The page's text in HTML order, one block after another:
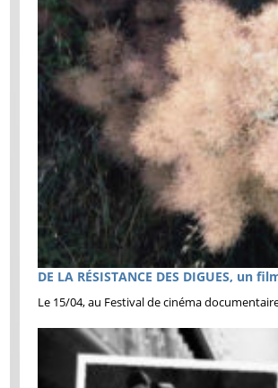
DE LA RÉSISTANCE DES DIGUES,
Le 15/04, au Festival de cinéma